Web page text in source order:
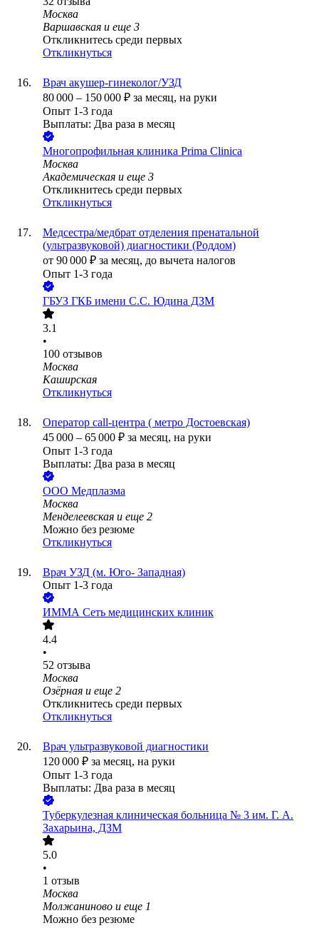
Москва
Варшавская и еще 3
Откликнитесь среди первых
Откликнуться
Врач акушер-гинеколог/УЗД
80 000 – 150 000 ₽ за месяц, на руки
Опыт 1-3 года
Выплаты: Два раза в месяц
Многопрофильная клиника Prima Clinica
Москва
Академическая и еще 3
Откликнитесь среди первых
Откликнуться
Медсестра/медбрат отделения пренатальной
(ультразвуковой) диагностики (Роддом)
от 90 000 ₽ за месяц, до вычета налогов
Опыт 1-3 года
ГБУЗ ГКБ имени С.С. Юдина ДЗМ
3.1
•
100 отзывов
Москва
Каширская
Откликнуться
Оператор call-центра ( метро Достоевская)
45 000 – 65 000 ₽ за месяц, на руки
Опыт 1-3 года
Выплаты: Два раза в месяц
ООО Медплазма
Москва
Менделеевская и еще 2
Можно без резюме
Откликнуться
Врач УЗД (м. Юго- Западная)
Опыт 1-3 года
ИММА Сеть медицинских клиник
4.4
•
52 отзыва
Москва
Озёрная и еще 2
Откликнитесь среди первых
Откликнуться
Врач ультразвуковой диагностики
120 000 ₽ за месяц, на руки
Опыт 1-3 года
Выплаты: Два раза в месяц
Туберкулезная клиническая больница № 3 им. Г. А.
Захарьина, ДЗМ
5.0
•
1 отзыв
Москва
Молжаниново и еще 1
Можно без резюме